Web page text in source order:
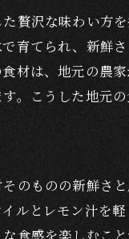
贅沢な味わい方
育てられ、新鮮
材は、地元の農
。こうした地元
のものの新鮮さ
ルとレモン汁を
食感を楽しむこ